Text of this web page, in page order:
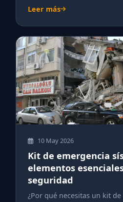
Leer más
10 May 2026
Kit de emergencia
elementos
seguridad
¿Por qué necesitas un kit